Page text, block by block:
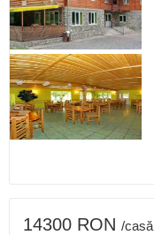
14300 RON /casă